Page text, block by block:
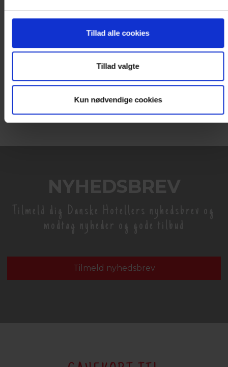
Tillad alle cookies
Tillad valgte
Kun nødvendige cookies
Læs mere
NYHEDSBREV
Tilmeld dig Danske Hotellers nyhedsbrev og
modtag nyheder og gode tilbud
Tilmeld nyhedsbrev